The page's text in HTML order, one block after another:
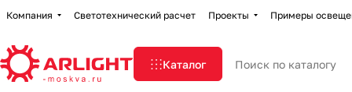
Компания Светотехнический расчет Проекты Примеры
Каталог